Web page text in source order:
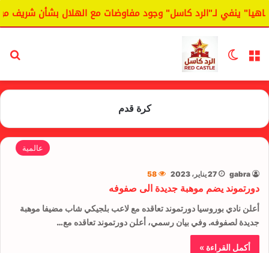
ينفي لـ"الرد كاسل" وجود مفاوضات مع الهلال بشأن شريف
القائمة الوضع المظلم
كرة قدم
عالمية
gabra 27 يناير، 2023 58
دورتموند يضم موهبة جديدة الى صفوفه
أعلن نادي ​بوروسيا دورتموند​ تعاقده مع لاعب بلجيكي شاب مضيفا موهبة
جديدة لصفوفه. وفي بيان رسمي، أعلن دورتموند تعاقده مع…
أكمل القراءة »